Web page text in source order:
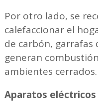
Por otro lado, se
calefaccionar el
de carbón, garrafas
generan
ambientes cerrados.
Aparatos eléctricos